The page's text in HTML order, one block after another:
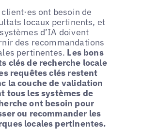
client·es ont besoin de
locaux pertinents, et
d’IA doivent
des recommandations
pertinentes. Les bons
clés de recherche locale
requêtes clés restent
la couche de validation
tous les systèmes de
ont besoin pour
ou recommander les
locales pertinentes.